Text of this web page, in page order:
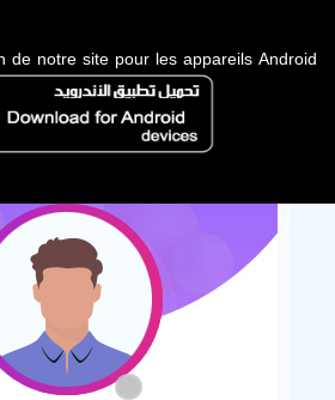
de notre site pour les appareils Android